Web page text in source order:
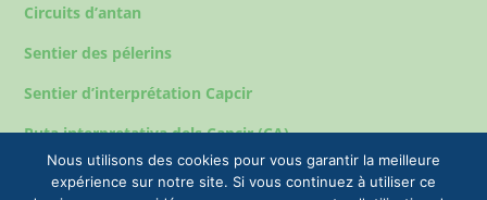
Circuits d’antan
Sentier des pélerins
Sentier d’interprétation Capcir
Ruta interpretativa dels Capcir (CA)
Nous utilisons des cookies pour vous garantir la meilleure
expérience sur notre site. Si vous continuez à utiliser ce